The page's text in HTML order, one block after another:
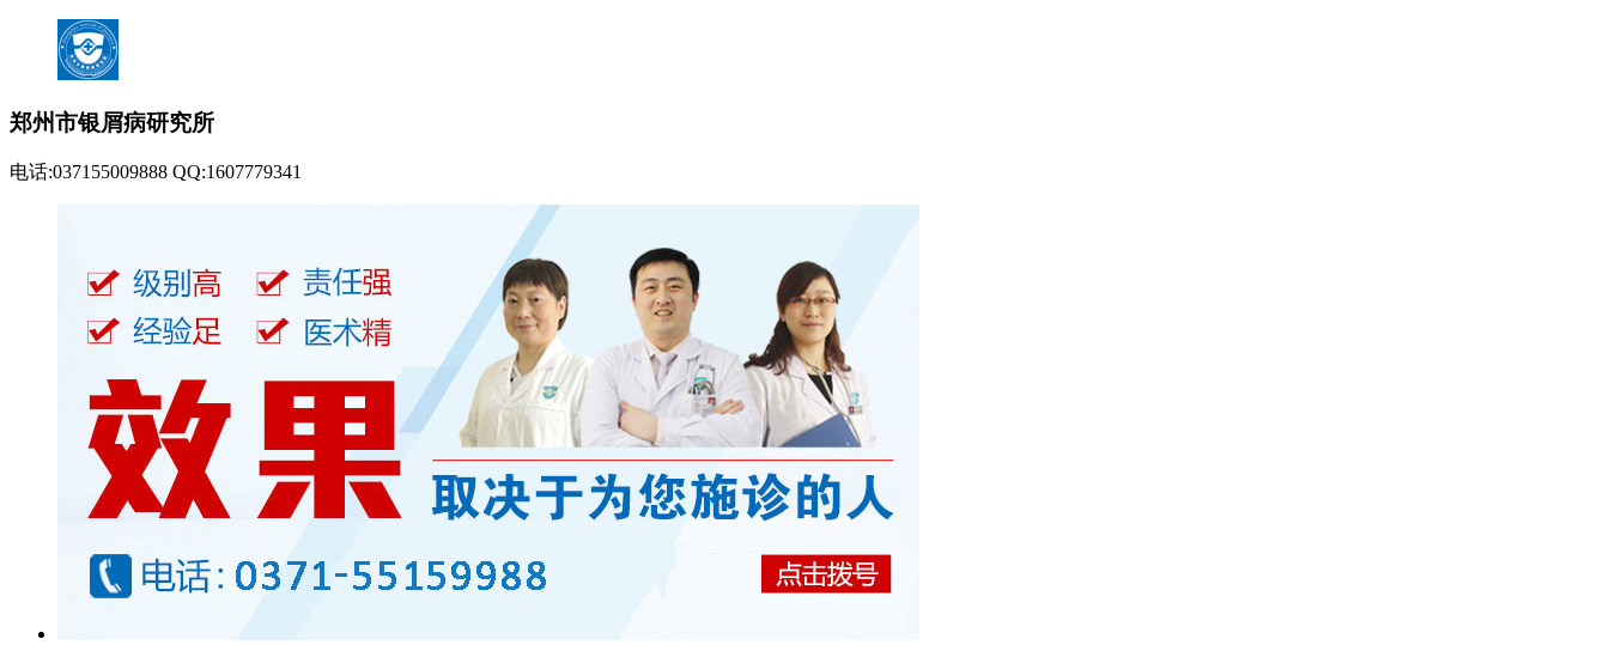
郑州市银屑病研究所
电话:037155009888 QQ:1607779341